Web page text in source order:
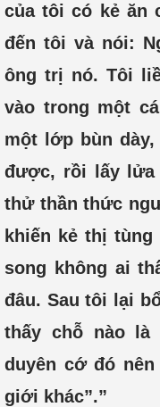
của tôi có kẻ ăn
đến tôi và nói:
ông trị nó. Tôi
vào trong một
một lớp bùn
được, rồi lấy
thử thần thức
khiến kẻ thị tùng
song không ai
đâu. Sau tôi lại
thấy chỗ nào
duyên cớ đó
giới khác”.”